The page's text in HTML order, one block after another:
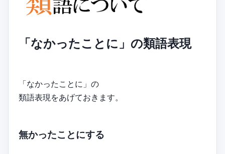
「なかったことに」の類語表現
「なかったことに」の
類語表現をあげておきます。
無かったことにする